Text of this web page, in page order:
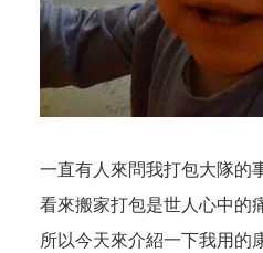
一直有人來問我打包大隊的
看來搬家打包是世人心中的
所以今天來介紹一下我用的